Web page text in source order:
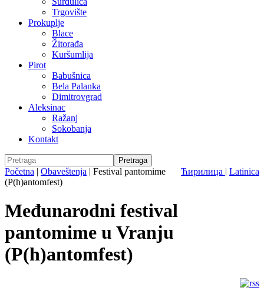
Trgovište
Prokuplje
Blace
Žitorađa
Kuršumlija
Pirot
Babušnica
Bela Palanka
Dimitrovgrad
Aleksinac
Ražanj
Sokobanja
Kontakt
Ћирилица | Latinica
Početna | Obaveštenja | Festival pantomime
(P(h)antomfest)
Međunarodni festival
pantomime u Vranju
(P(h)antomfest)